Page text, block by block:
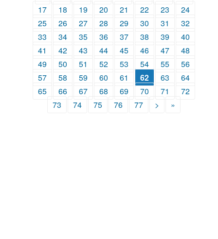
17
18 19 20 21 22 23
24
25
26 27 28 29 30 31
32
33
34 35 36 37 38 39
40
41
42 43 44 45 46 47
48
49
50 51 52 53 54 55
56
57
58 59 60 61 62 63
64
65
66 67 68 69 70 71
72
73
74 75 76 77 > »